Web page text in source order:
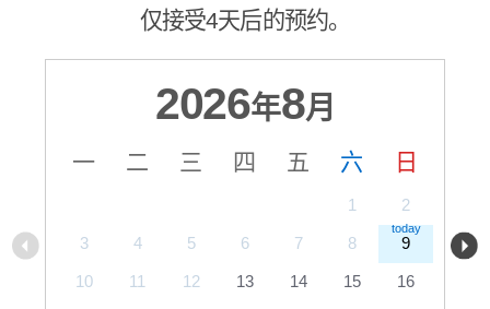
仅接受4天后的预约。
2026年8月
一 二 三 四 五 六 日
1 2
3 4 5 6 7 8 9
10 11 12 13 14 15 16